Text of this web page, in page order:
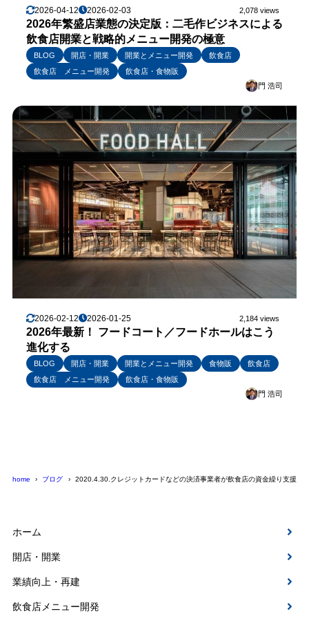
2026-04-12 2026-02-03 2,078 views
2026年繁盛店業態の決定版：二毛作ビジネスによる
飲食店開業と戦略的メニュー開発の極意
BLOG 開店・開業 開業とメニュー開発
飲食店
飲食店 メニュー開発
飲食店・食物販
門 浩司
2026-02-12 2026-01-25 2,184 views
2026年最新！ フードコート／フードホールはこう
進化する
BLOG 開店・開業 開業とメニュー開発 食物販
飲食店
飲食店 メニュー開発
飲食店・食物販
門 浩司
home ブログ 2020.4.30.クレジットカードなどの決済事業者が飲食店の資金繰り支援！
ホーム
開店・開業
業績向上・再建
飲食店メニュー開発